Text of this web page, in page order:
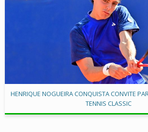
HENRIQUE NOGUEIRA CONQUISTA CONVITE
TENNIS CLASSIC